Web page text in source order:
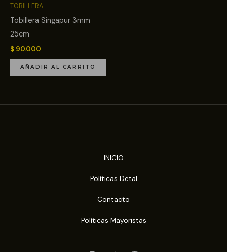
TOBILLERA
Tobillera Singapur 3mm
25cm
$ 90.000
AÑADIR AL CARRITO
INICIO
Políticas Detal
Contacto
Políticas Mayoristas